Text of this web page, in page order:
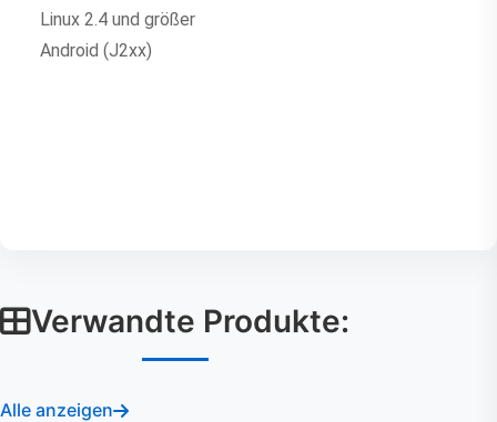
Linux 2.4 und größer
Android (J2xx)
Verwandte Produkte:
Alle anzeigen